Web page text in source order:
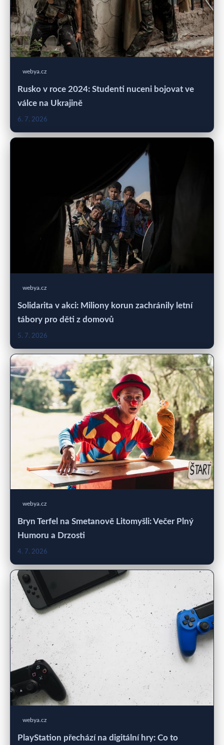
webya.cz
Rusko v roce 2024: Studenti nuceni bojovat ve
válce na Ukrajině
6. 7. 2026
webya.cz
Solidarita v akci: Miliony korun zachránily letní
tábory pro děti z domovů
5. 7. 2026
webya.cz
Bryn Terfel na Smetanově Litomyšli: Večer Plný
Humoru a Drzosti
4. 7. 2026
webya.cz
PlayStation přechází na digitální hry: Co to